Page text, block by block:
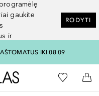
gaukite
ir
RODYTI
IKI 08 09
Į Douglas pagrindinį
Į mano
Į